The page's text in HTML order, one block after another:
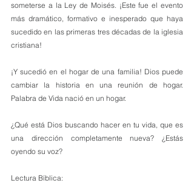
someterse a la Ley de Moisés. ¡Este fue el evento
más dramático, formativo e inesperado que haya
sucedido en las primeras tres décadas de la iglesia
cristiana!
¡Y sucedió en el hogar de una familia! Dios puede
cambiar la historia en una reunión de hogar.
Palabra de Vida nació en un hogar.
¿Qué está Dios buscando hacer en tu vida, que es
una dirección completamente nueva? ¿Estás
oyendo su voz?
Lectura Bíblica: